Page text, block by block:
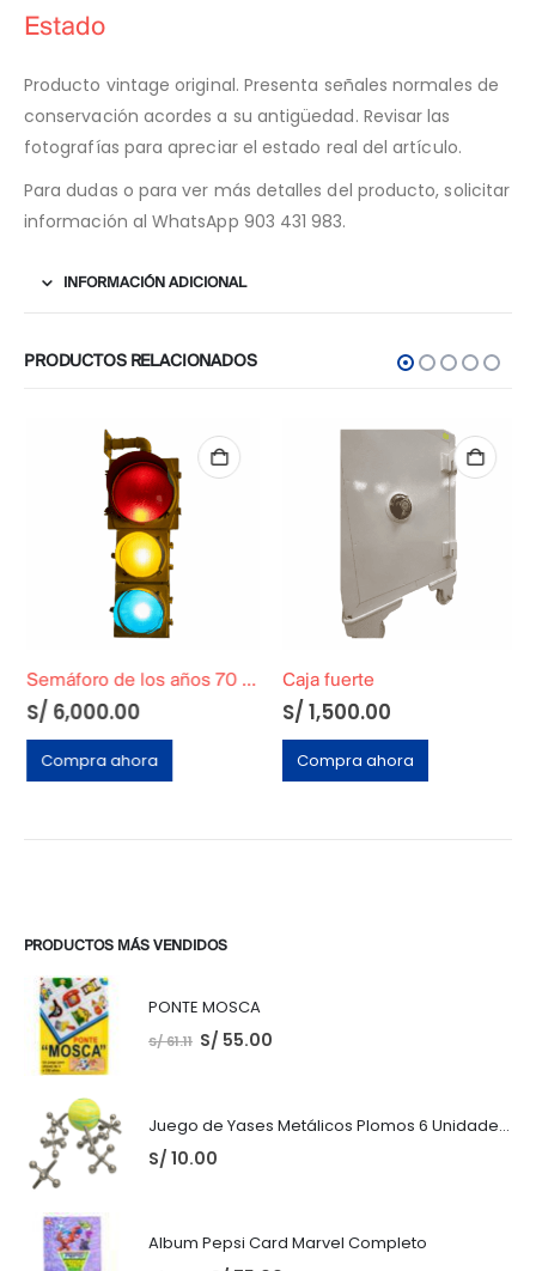
Estado
Producto vintage original. Presenta señales normales de
conservación acordes a su antigüedad. Revisar las
fotografías para apreciar el estado real del artículo.
Para dudas o para ver más detalles del producto, solicitar
información al WhatsApp 903 431 983.
INFORMACIÓN ADICIONAL
PRODUCTOS RELACIONADOS
Semáforo de los años 70 – Original
S/6,000.00
Compra ahora
Caja fuerte
S/1,500.00
Compra ahora
PRODUCTOS MÁS VENDIDOS
PONTE MOSCA
S/61.11 S/ 55.00
Juego de Yases Metálicos Plomos 6 Unidades + Pelota de Goma (En Bolsita Lista para Regalar)
S/ 10.00
Album Pepsi Card Marvel Completo